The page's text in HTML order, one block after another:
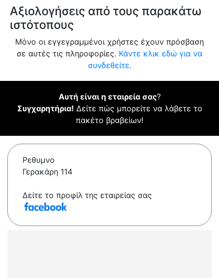
Αξιολογήσεις από τους παρακάτω
ιστότοπους
Μόνο οι εγγεγραμμένοι χρήστες έχουν πρόσβαση
σε αυτές τις πληροφορίες. Κάντε κλικ εδώ για να
συνδεθείτε.
Αυτή είναι η εταιρεία σας?
Συγχαρητήρια! Δείτε πώς μπορείτε να λάβετε το
πακέτο βραβείων!
Ρεθυμνο
Γερακάρη 114
Δείτε το προφίλ της εταιρείας σας